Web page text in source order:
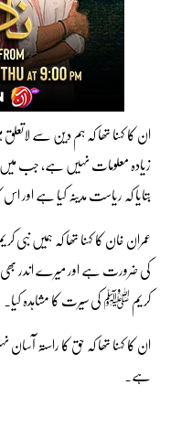
ان کا کہنا تھا کہ ہم دین سے
زیادہ معلومات نہیں ہے، جب
بتایا کہ ریاست مدینہ کیا ہے اور
عمران خان کا کہنا تھا کہ ہمیں
کی ضرورت ہے اور میرے اندر
کریم ﷺ کی سیرت کا مشاہدہ کیا۔
ان کا کہنا تھا کہ حق کا راستہ
ہے۔